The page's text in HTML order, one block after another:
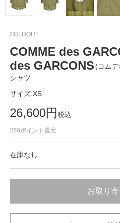
SOLDOUT
COMME des
des GARCONS (コム
シャツ
サイズ:XS
26,600円税込
266ポイント還元
在庫なし
お取り